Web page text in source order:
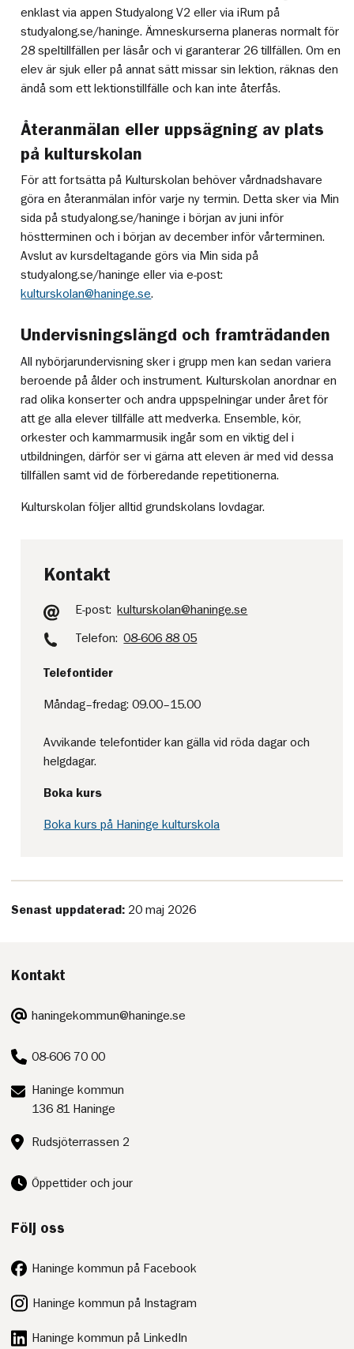
enklast via appen Studyalong V2 eller via iRum på
studyalong.se/haninge. Ämneskurserna planeras normalt för
28 speltillfällen per läsår och vi garanterar 26 tillfällen. Om en
elev är sjuk eller på annat sätt missar sin lektion, räknas den
ändå som ett lektionstillfälle och kan inte återfås.
Återanmälan eller uppsägning av plats
på kulturskolan
För att fortsätta på Kulturskolan behöver vårdnadshavare
göra en återanmälan inför varje ny termin. Detta sker via Min
sida på studyalong.se/haninge i början av juni inför
höstterminen och i början av december inför vårterminen.
Avslut av kursdeltagande görs via Min sida på
studyalong.se/haninge eller via e-post:
kulturskolan@haninge.se.
Undervisningslängd och framträdanden
All nybörjarundervisning sker i grupp men kan sedan variera
beroende på ålder och instrument. Kulturskolan anordnar en
rad olika konserter och andra uppspelningar under året för
att ge alla elever tillfälle att medverka. Ensemble, kör,
orkester och kammarmusik ingår som en viktig del i
utbildningen, därför ser vi gärna att eleven är med vid dessa
tillfällen samt vid de förberedande repetitionerna.
Kulturskolan följer alltid grundskolans lovdagar.
Kontakt
E-post: kulturskolan@haninge.se
Telefon: 08-606 88 05
Telefontider
Måndag–fredag: 09.00–15.00
Avvikande telefontider kan gälla vid röda dagar och
helgdagar.
Boka kurs
Boka kurs på Haninge kulturskola
Senast uppdaterad: 20 maj 2026
Kontakt
E-
post:
haningekommun@haninge.se
Telefon:
08-606 70 00
Postadress:
Haninge kommun
136 81 Haninge
Besöksadress:
Rudsjöterrassen 2
Öppettider och jour
Följ oss
Haninge kommun på Facebook
Haninge kommun på Instagram
Haninge kommun på LinkedIn